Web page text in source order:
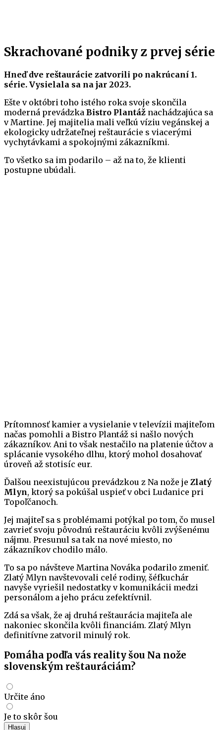
Skrachované podniky z prvej série
Hneď dve reštaurácie zatvorili po nakrúcaní 1.
série. Vysielala sa na jar 2023.
Ešte v októbri toho istého roka svoje skončila
moderná prevádzka Bistro Plantáž nachádzajúca sa
v Martine. Jej majitelia mali veľkú víziu vegánskej a
ekologicky udržateľnej reštaurácie s viacerými
vychytávkami a spokojnými zákazníkmi.
To všetko sa im podarilo – až na to, že klienti
postupne ubúdali.
Prítomnosť kamier a vysielanie v televízii majiteľom
načas pomohli a Bistro Plantáž si našlo nových
zákazníkov. Ani to však nestačilo na platenie účtov a
splácanie vysokého dlhu, ktorý mohol dosahovať
úroveň až stotisíc eur.
Ďalšou neexistujúcou prevádzkou z Na nože je Zlatý
Mlyn, ktorý sa pokúšal uspieť v obci Ludanice pri
Topoľčanoch.
Jej majiteľ sa s problémami potýkal po tom, čo musel
zavrieť svoju pôvodnú reštauráciu kvôli zvýšenému
nájmu. Presunul sa tak na nové miesto, no
zákazníkov chodilo málo.
To sa po návšteve Martina Nováka podarilo zmeniť.
Zlatý Mlyn navštevovali celé rodiny, šéfkuchár
navyše vyriešil nedostatky v komunikácii medzi
personálom a jeho prácu zefektívnil.
Zdá sa však, že aj druhá reštaurácia majiteľa ale
nakoniec skončila kvôli financiám. Zlatý Mlyn
definitívne zatvoril minulý rok.
Pomáha podľa vás reality šou Na nože
slovenským reštauráciám?
Určite áno
Je to skôr šou
Hlasuj